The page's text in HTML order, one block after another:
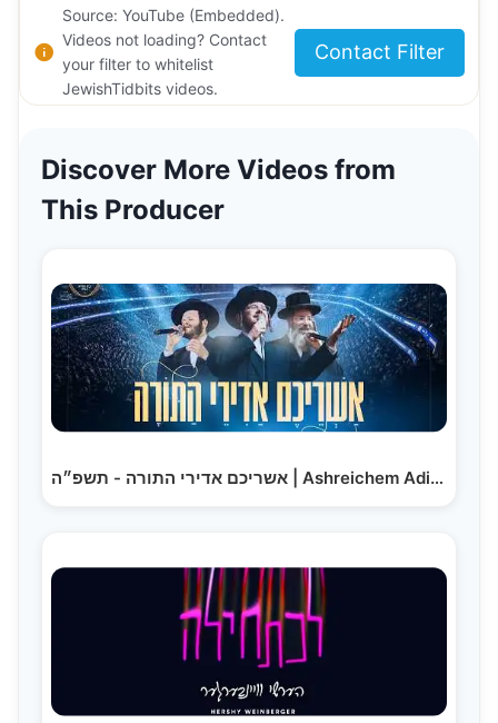
Source: YouTube (Embedded).
Videos not loading? Contact
your filter to whitelist
JewishTidbits videos.
Contact Filter
Discover More Videos from
This Producer
אשריכם אדירי התורה - תשפ״ה | Ashreichem Adirei…